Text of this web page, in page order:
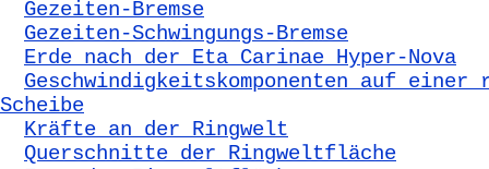
Gezeiten-Bremse
Gezeiten-Schwingungs-Bremse
Erde nach der Eta Carinae Hyper-Nova
Geschwindigkeitskomponenten auf einer
Scheibe
Kräfte an der Ringwelt
Querschnitte der Ringweltfläche